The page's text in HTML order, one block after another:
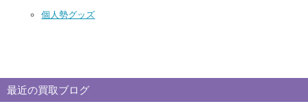
個人勢グッズ
最近の買取ブログ